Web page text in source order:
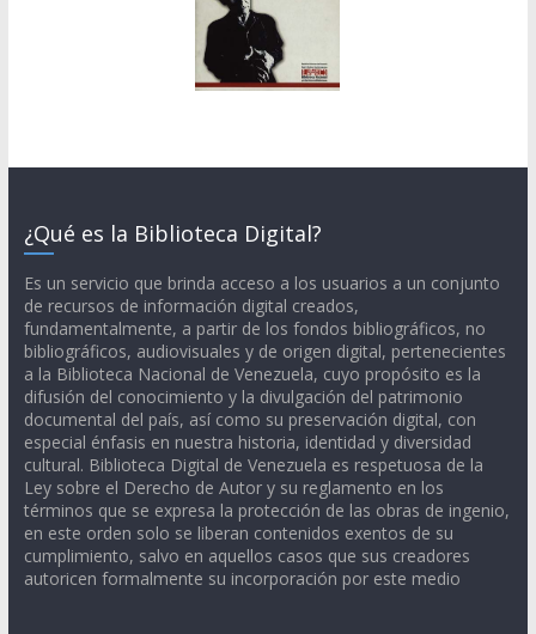
¿Qué es la Biblioteca Digital?
Es un servicio que brinda acceso a los usuarios a un conjunto
de recursos de información digital creados,
fundamentalmente, a partir de los fondos bibliográficos, no
bibliográficos, audiovisuales y de origen digital, pertenecientes
a la Biblioteca Nacional de Venezuela, cuyo propósito es la
difusión del conocimiento y la divulgación del patrimonio
documental del país, así como su preservación digital, con
especial énfasis en nuestra historia, identidad y diversidad
cultural. Biblioteca Digital de Venezuela es respetuosa de la
Ley sobre el Derecho de Autor y su reglamento en los
términos que se expresa la protección de las obras de ingenio,
en este orden solo se liberan contenidos exentos de su
cumplimiento, salvo en aquellos casos que sus creadores
autoricen formalmente su incorporación por este medio